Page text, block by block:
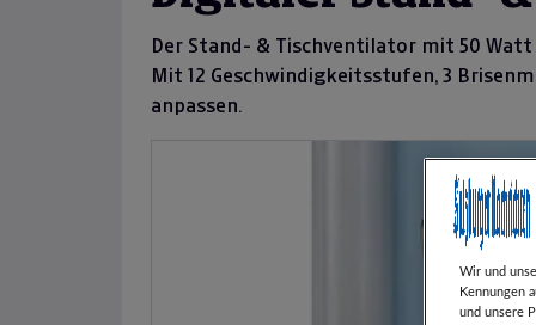
Der Stand- & Tischventilator mit 50
Mit 12 Geschwindigkeitsstufen, 3
anpassen.
Wir und
Kennungen
und unsere